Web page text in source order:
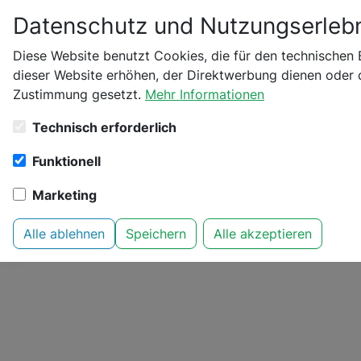
Startseite Cannactiva CBD Sport &
Bitte bestätige
Bist du schon 18
Datenschutz und
Diese Website benutzt Cookies, die für den
dieser Website erhöhen, der Direktwerbung dienen
Zustimmung gesetzt. Mehr Informationen
Technisch erforderlich
Funktionell
Marketing
Alle ablehnen Speichern Alle akzeptieren